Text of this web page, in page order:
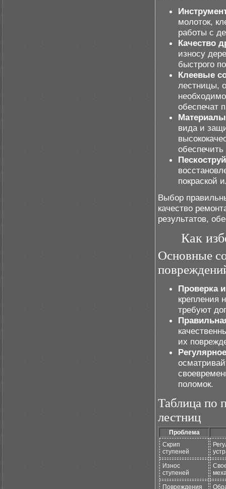
молоток,
работы с
Качество
износу
быстрого
Клеевые
лестницы,
обеспечат
вида и
покраской
Выбор
качество
результатов,
Как
Основные
Проверка
крепления
требуют
их
поломок.
Таблица по
лестниц
Проблема
Скрип
ступеней
Износ
ступеней
Повреждения